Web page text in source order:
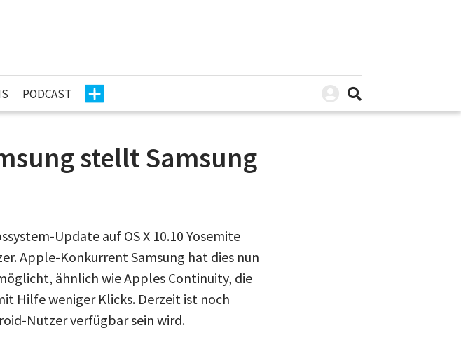
PODCAST
stellt Samsung
Update auf OS X 10.10 Yosemite
Apple-Konkurrent Samsung hat dies nun
ähnlich wie Apples Continuity, die
Hilfe weniger Klicks. Derzeit ist noch
Nutzer verfügbar sein wird.